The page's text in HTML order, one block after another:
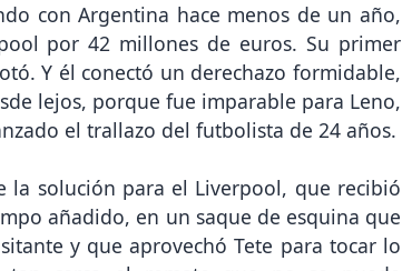
con Argentina hace menos de un año,
por 42 millones de euros. Su primer
Y él conectó un derechazo formidable,
lejos, porque fue imparable para Leno,
el trallazo del futbolista de 24 años.
solución para el Liverpool, que recibió
añadido, en un saque de esquina que
y que aprovechó Tete para tocar lo